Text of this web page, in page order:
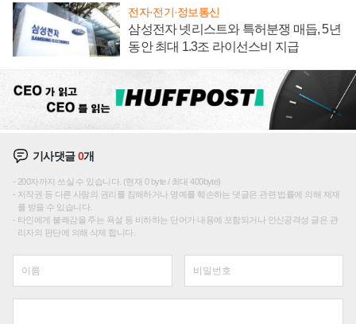
전자·전기·정보통신
삼성전자 넷리스트와 특허분쟁 매듭, 5년
동안 최대 1.3조 라이선스비 지급
기사댓글0개
200자까지 쓰실 수 있습니다. (현재 0 byte / 최대 400byte)
저작권 등 다른 사람의 권리를 침해하거나 명예를 훼손하는 댓글은 관련 법률에 의해 제재
를 받을 수 있습니다.
타인에게 불쾌감을 주는 욕설 등 비하하는 단어가 내용에 포함되거나 인신공격성 글은 관
리자의 판단에 의해 삭제 합니다.